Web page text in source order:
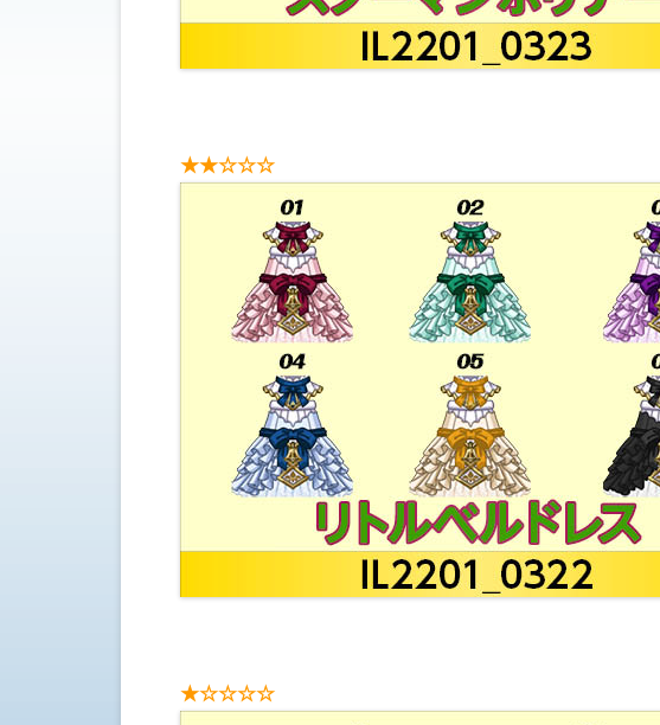
★★☆☆☆
★☆☆☆☆